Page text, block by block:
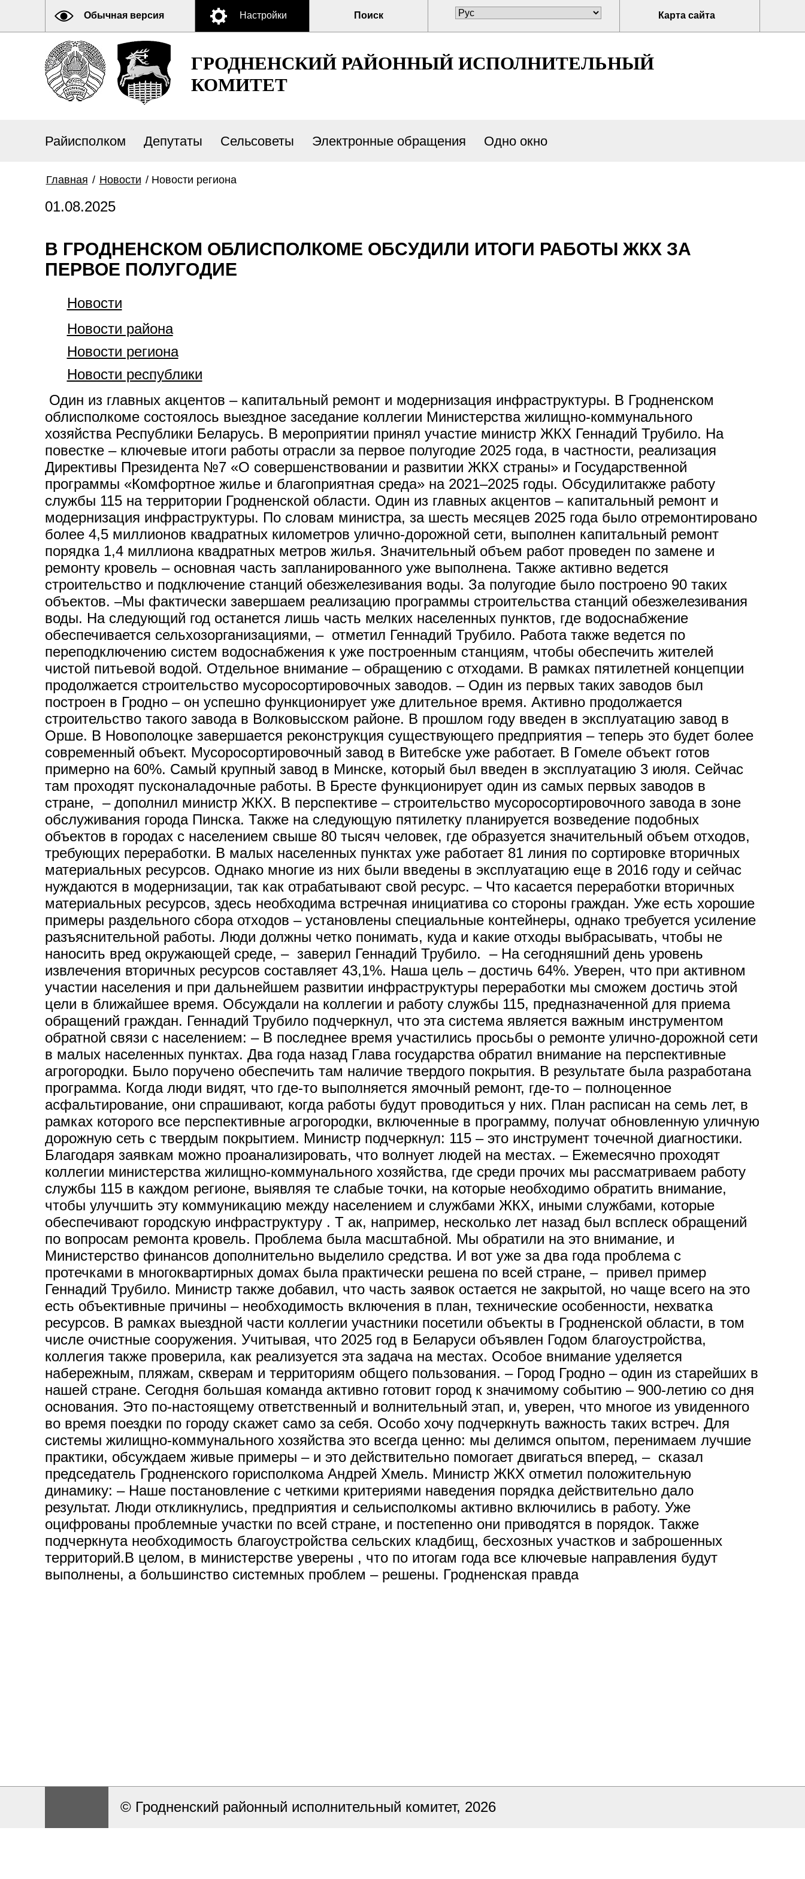
Обычная версия Настройки Поиск Карта сайта
ГРОДНЕНСКИЙ РАЙОННЫЙ ИСПОЛНИТЕЛЬНЫЙ
КОМИТЕТ
Райисполком Депутаты Сельсоветы Электронные обращения Одно окно
Главная / Новости / Новости региона
01.08.2025
В ГРОДНЕНСКОМ ОБЛИСПОЛКОМЕ ОБСУДИЛИ ИТОГИ РАБОТЫ ЖКХ ЗА
ПЕРВОЕ ПОЛУГОДИЕ
Новости
Новости района
Новости региона
Новости республики
Один из главных акцентов – капитальный ремонт и модернизация инфраструктуры. В Гродненском
облисполкоме состоялось выездное заседание коллегии Министерства жилищно-коммунального
хозяйства Республики Беларусь. В мероприятии принял участие министр ЖКХ Геннадий Трубило. На
повестке – ключевые итоги работы отрасли за первое полугодие 2025 года, в частности, реализация
Директивы Президента №7 «О совершенствовании и развитии ЖКХ страны» и Государственной
программы «Комфортное жилье и благоприятная среда» на 2021–2025 годы. Обсудилитакже работу
службы 115 на территории Гродненской области. Один из главных акцентов – капитальный ремонт и
модернизация инфраструктуры. По словам министра, за шесть месяцев 2025 года было отремонтировано
более 4,5 миллионов квадратных километров улично-дорожной сети, выполнен капитальный ремонт
порядка 1,4 миллиона квадратных метров жилья. Значительный объем работ проведен по замене и
ремонту кровель – основная часть запланированного уже выполнена. Также активно ведется
строительство и подключение станций обезжелезивания воды. За полугодие было построено 90 таких
объектов. –Мы фактически завершаем реализацию программы строительства станций обезжелезивания
воды. На следующий год останется лишь часть мелких населенных пунктов, где водоснабжение
обеспечивается сельхозорганизациями, – отметил Геннадий Трубило. Работа также ведется по
переподключению систем водоснабжения к уже построенным станциям, чтобы обеспечить жителей
чистой питьевой водой. Отдельное внимание – обращению с отходами. В рамках пятилетней концепции
продолжается строительство мусоросортировочных заводов. – Один из первых таких заводов был
построен в Гродно – он успешно функционирует уже длительное время. Активно продолжается
строительство такого завода в Волковысском районе. В прошлом году введен в эксплуатацию завод в
Орше. В Новополоцке завершается реконструкция существующего предприятия – теперь это будет более
современный объект. Мусоросортировочный завод в Витебске уже работает. В Гомеле объект готов
примерно на 60%. Самый крупный завод в Минске, который был введен в эксплуатацию 3 июля. Сейчас
там проходят пусконаладочные работы. В Бресте функционирует один из самых первых заводов в
стране, – дополнил министр ЖКХ. В перспективе – строительство мусоросортировочного завода в зоне
обслуживания города Пинска. Также на следующую пятилетку планируется возведение подобных
объектов в городах с населением свыше 80 тысяч человек, где образуется значительный объем отходов,
требующих переработки. В малых населенных пунктах уже работает 81 линия по сортировке вторичных
материальных ресурсов. Однако многие из них были введены в эксплуатацию еще в 2016 году и сейчас
нуждаются в модернизации, так как отрабатывают свой ресурс. – Что касается переработки вторичных
материальных ресурсов, здесь необходима встречная инициатива со стороны граждан. Уже есть хорошие
примеры раздельного сбора отходов – установлены специальные контейнеры, однако требуется усиление
разъяснительной работы. Люди должны четко понимать, куда и какие отходы выбрасывать, чтобы не
наносить вред окружающей среде, – заверил Геннадий Трубило. – На сегодняшний день уровень
извлечения вторичных ресурсов составляет 43,1%. Наша цель – достичь 64%. Уверен, что при активном
участии населения и при дальнейшем развитии инфраструктуры переработки мы сможем достичь этой
цели в ближайшее время. Обсуждали на коллегии и работу службы 115, предназначенной для приема
обращений граждан. Геннадий Трубило подчеркнул, что эта система является важным инструментом
обратной связи с населением: – В последнее время участились просьбы о ремонте улично-дорожной сети
в малых населенных пунктах. Два года назад Глава государства обратил внимание на перспективные
агрогородки. Было поручено обеспечить там наличие твердого покрытия. В результате была разработана
программа. Когда люди видят, что где-то выполняется ямочный ремонт, где-то – полноценное
асфальтирование, они спрашивают, когда работы будут проводиться у них. План расписан на семь лет, в
рамках которого все перспективные агрогородки, включенные в программу, получат обновленную уличную
дорожную сеть с твердым покрытием. Министр подчеркнул: 115 – это инструмент точечной диагностики.
Благодаря заявкам можно проанализировать, что волнует людей на местах. – Ежемесячно проходят
коллегии министерства жилищно-коммунального хозяйства, где среди прочих мы рассматриваем работу
службы 115 в каждом регионе, выявляя те слабые точки, на которые необходимо обратить внимание,
чтобы улучшить эту коммуникацию между населением и службами ЖКХ, иными службами, которые
обеспечивают городскую инфраструктуру . Т ак, например, несколько лет назад был всплеск обращений
по вопросам ремонта кровель. Проблема была масштабной. Мы обратили на это внимание, и
Министерство финансов дополнительно выделило средства. И вот уже за два года проблема с
протечками в многоквартирных домах была практически решена по всей стране, – привел пример
Геннадий Трубило. Министр также добавил, что часть заявок остается не закрытой, но чаще всего на это
есть объективные причины – необходимость включения в план, технические особенности, нехватка
ресурсов. В рамках выездной части коллегии участники посетили объекты в Гродненской области, в том
числе очистные сооружения. Учитывая, что 2025 год в Беларуси объявлен Годом благоустройства,
коллегия также проверила, как реализуется эта задача на местах. Особое внимание уделяется
набережным, пляжам, скверам и территориям общего пользования. – Город Гродно – один из старейших в
нашей стране. Сегодня большая команда активно готовит город к значимому событию – 900-летию со дня
основания. Это по-настоящему ответственный и волнительный этап, и, уверен, что многое из увиденного
во время поездки по городу скажет само за себя. Особо хочу подчеркнуть важность таких встреч. Для
системы жилищно-коммунального хозяйства это всегда ценно: мы делимся опытом, перенимаем лучшие
практики, обсуждаем живые примеры – и это действительно помогает двигаться вперед, – сказал
председатель Гродненского горисполкома Андрей Хмель. Министр ЖКХ отметил положительную
динамику: – Наше постановление с четкими критериями наведения порядка действительно дало
результат. Люди откликнулись, предприятия и сельисполкомы активно включились в работу. Уже
оцифрованы проблемные участки по всей стране, и постепенно они приводятся в порядок. Также
подчеркнута необходимость благоустройства сельских кладбищ, бесхозных участков и заброшенных
территорий.В целом, в министерстве уверены , что по итогам года все ключевые направления будут
выполнены, а большинство системных проблем – решены. Гродненская правда
© Гродненский районный исполнительный комитет, 2026